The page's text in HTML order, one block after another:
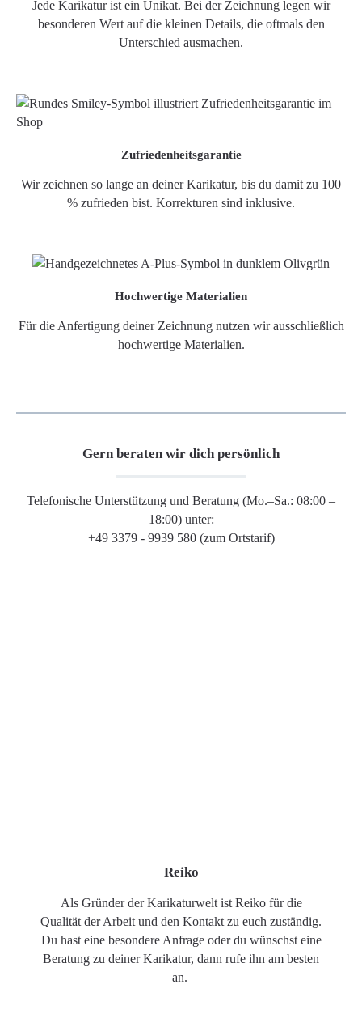
Jede Karikatur ist ein Unikat. Bei der Zeichnung legen wir
besonderen Wert auf die kleinen Details, die oftmals den
Unterschied ausmachen.
Zufriedenheitsgarantie
Wir zeichnen so lange an deiner Karikatur, bis du damit zu 100
% zufrieden bist. Korrekturen sind inklusive.
Hochwertige Materialien
Für die Anfertigung deiner Zeichnung nutzen wir ausschließlich
hochwertige Materialien.
Gern beraten wir dich persönlich
Telefonische Unterstützung und Beratung (Mo.–Sa.: 08:00 –
18:00) unter:
+49 3379 - 9939 580 (zum Ortstarif)
Reiko
Als Gründer der Karikaturwelt ist Reiko für die
Qualität der Arbeit und den Kontakt zu euch zuständig.
Du hast eine besondere Anfrage oder du wünschst eine
Beratung zu deiner Karikatur, dann rufe ihn am besten
an.